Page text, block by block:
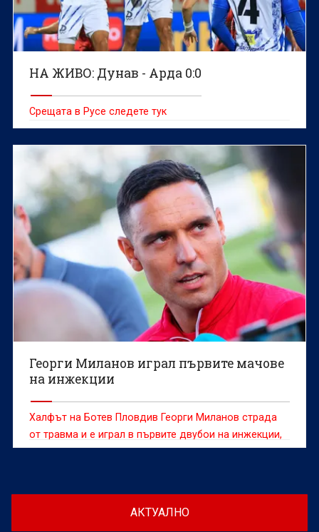
НА ЖИВО: Дунав - Арда 0:0
Срещата в Русе следете тук
Георги Миланов играл първите мачове
на инжекции
Халфът на Ботев Пловдив Георги Миланов страда
от травма и е играл в първите двубои на инжекции,
съобщава „Тема спорт“
АКТУАЛНО